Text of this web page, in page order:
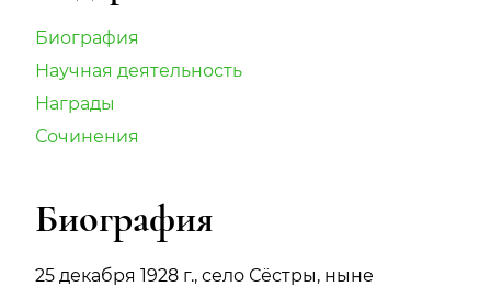
Биография
Научная деятельность
Награды
Сочинения
Биография
25 декабря 1928 г., село Сёстры, ныне